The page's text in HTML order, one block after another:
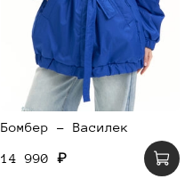
Бомбер - Василек
14 990 ₽